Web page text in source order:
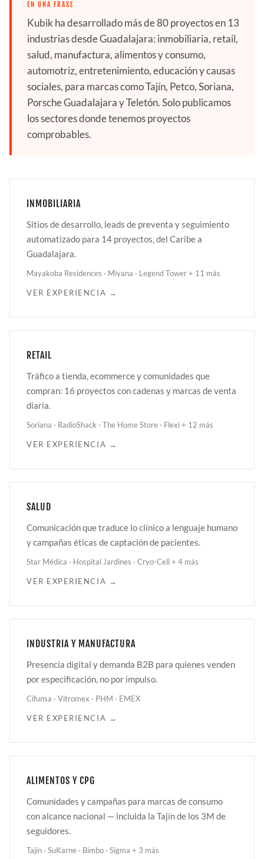
EN UNA FRASE
Kubik ha desarrollado más de 80 proyectos en 13
industrias desde Guadalajara: inmobiliaria, retail,
salud, manufactura, alimentos y consumo,
automotriz, entretenimiento, educación y causas
sociales, para marcas como Tajín, Petco, Soriana,
Porsche Guadalajara y Teletón. Solo publicamos
los sectores donde tenemos proyectos
comprobables.
INMOBILIARIA
Sitios de desarrollo, leads de preventa y seguimiento
automatizado para 14 proyectos, del Caribe a
Guadalajara.
Mayakoba Residences · Miyana · Legend Tower + 11 más
VER EXPERIENCIA →
RETAIL
Tráfico a tienda, ecommerce y comunidades que
compran: 16 proyectos con cadenas y marcas de venta
diaria.
Soriana · RadioShack · The Home Store · Flexi + 12 más
VER EXPERIENCIA →
SALUD
Comunicación que traduce lo clínico a lenguaje humano
y campañas éticas de captación de pacientes.
Star Médica · Hospital Jardines · Cryo-Cell + 4 más
VER EXPERIENCIA →
INDUSTRIA Y MANUFACTURA
Presencia digital y demanda B2B para quienes venden
por especificación, no por impulso.
Cifunsa · Vitromex · PHM · EMEX
VER EXPERIENCIA →
ALIMENTOS Y CPG
Comunidades y campañas para marcas de consumo
con alcance nacional — incluida la Tajín de los 3M de
seguidores.
Tajín · SuKarne · Bimbo · Sigma + 3 más